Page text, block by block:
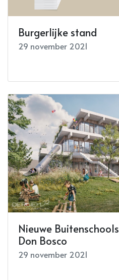
Burgerlijke stand
29 november 2021
Nieuwe
Don Bosco
29 november 2021